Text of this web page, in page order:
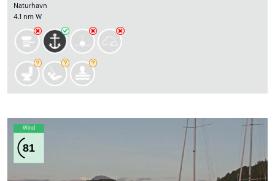
Naturhavn
4.1 nm W
Wind
81